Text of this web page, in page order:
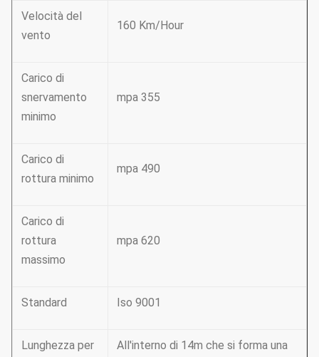
Velocità del
vento
160 Km/Hour
Carico di
snervamento
minimo
mpa 355
Carico di
rottura minimo
mpa 490
Carico di
rottura
massimo
mpa 620
Standard Iso 9001
Lunghezza per
All'interno di 14m che si forma una